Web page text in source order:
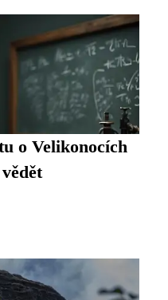
o Velikonocích